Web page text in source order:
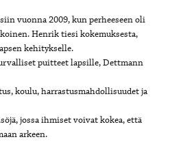
vuonna 2009, kun perheeseen oli
Henrik tiesi kokemuksesta,
kehitykselle.
puitteet lapsille, Dettmann
koulu, harrastusmahdollisuudet ja
jossa ihmiset voivat kokea, että
arkeen.